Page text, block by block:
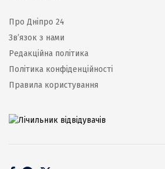
Про Дніпро 24
Зв’язок з нами
Редакційна політика
Політика конфіденційності
Правила користування